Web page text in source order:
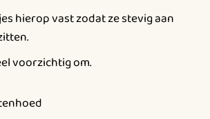
hierop vast zodat ze stevig aan
voorzichtig om.